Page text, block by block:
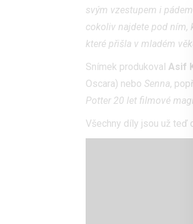
svým vzestupem i
cokoliv najdete pod ním,
které přišla v mladém
Snímek produkoval Asif
Oscara) nebo Senna,
Potter 20 let filmové
Všechny díly jsou už teď